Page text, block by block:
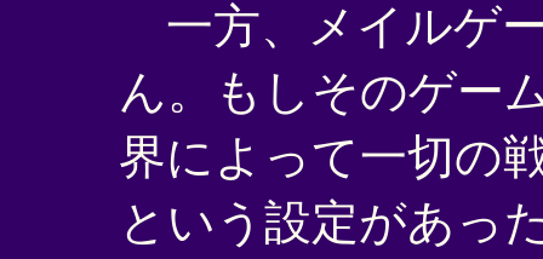
一方、メイルゲ
ん。もしそのゲー
界によって一切の
という設定があっ